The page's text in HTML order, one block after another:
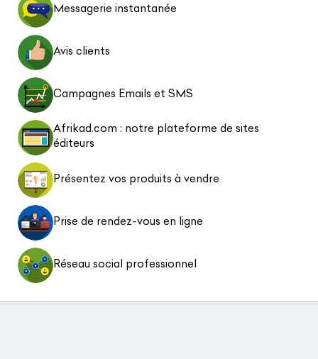
Messagerie instantanée
Avis clients
Campagnes Emails et SMS
Afrikad.com : notre plateforme de sites
éditeurs
Présentez vos produits à vendre
Prise de rendez-vous en ligne
Réseau social professionnel